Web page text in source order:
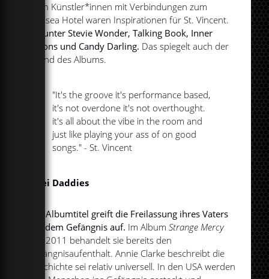
Auch Künstler*innen mit Verbindungen zum
Chelsea Hotel waren Inspirationen für St. Vincent.
Darunter Stevie Wonder, Talking Book, Inner
Visions und Candy Darling. Das spiegelt auch der
Sound des Albums.
"It's the groove it's performance based,
it's not overdone it's not overthought.
it's all about the vibe in the room and
just like playing your ass of on good
songs." - St. Vincent
Zwei Daddies
Der Albumtitel greift die Freilassung ihres Vaters
aus dem Gefängnis auf. Im AlbumStrange Mercy
von 2011 behandelt sie bereits den
Gefängnisaufenthalt. Annie Clarke beschreibt die
Geschichte sei relativ universell. In den USA werden